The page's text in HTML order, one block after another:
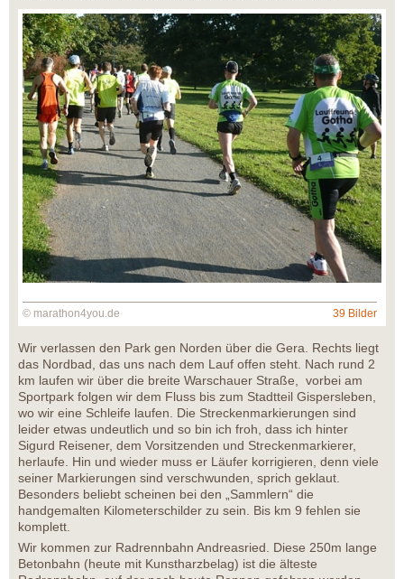
© marathon4you.de 39 Bilder
Wir verlassen den Park gen Norden über die Gera. Rechts liegt
das Nordbad, das uns nach dem Lauf offen steht. Nach rund 2
km laufen wir über die breite Warschauer Straße, vorbei am
Sportpark folgen wir dem Fluss bis zum Stadtteil Gispersleben,
wo wir eine Schleife laufen. Die Streckenmarkierungen sind
leider etwas undeutlich und so bin ich froh, dass ich hinter
Sigurd Reisener, dem Vorsitzenden und Streckenmarkierer,
herlaufe. Hin und wieder muss er Läufer korrigieren, denn viele
seiner Markierungen sind verschwunden, sprich geklaut.
Besonders beliebt scheinen bei den „Sammlern“ die
handgemalten Kilometerschilder zu sein. Bis km 9 fehlen sie
komplett.
Wir kommen zur Radrennbahn Andreasried. Diese 250m lange
Betonbahn (heute mit Kunstharzbelag) ist die älteste